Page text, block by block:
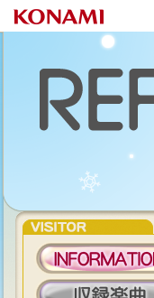
INFORMATION